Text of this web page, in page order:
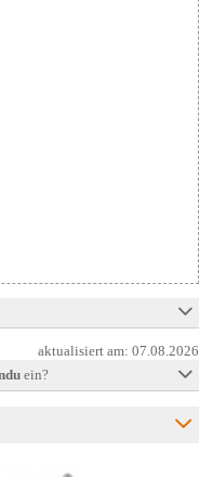
aktualisiert am:07.08.2026
ein?